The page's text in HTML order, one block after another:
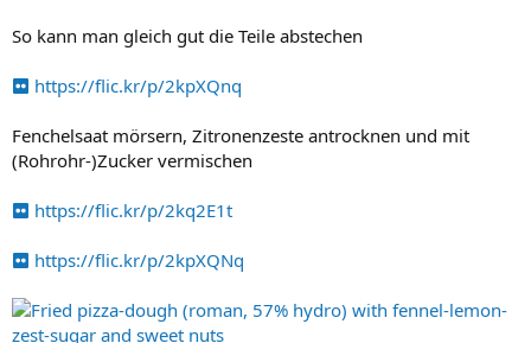
~ 3:10 Pizza Proscuitto
sebastianblei 7 Januar 2021
So kann man gleich gut die Teile abstechen
https://flic.kr/p/2kpXQnq
Fenchelsaat mörsern, Zitronenzeste antrocknen und mit
(Rohrohr-)Zucker vermischen
https://flic.kr/p/2kq2E1t
https://flic.kr/p/2kpXQNq